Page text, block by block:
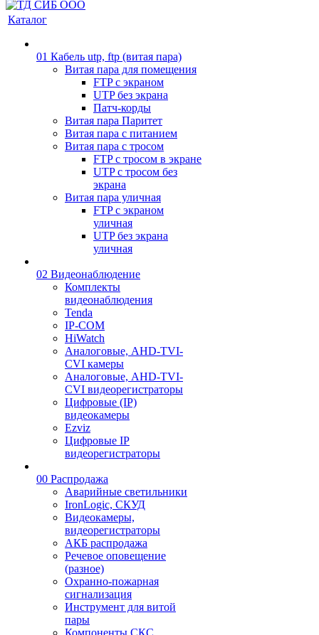
Каталог
01 Кабель utp, ftp (витая пара)
Витая пара для помещения
FTP с экраном
UTP без экрана
Патч-корды
Витая пара Паритет
Витая пара с питанием
Витая пара с тросом
FTP с тросом в экране
UTP с тросом без
экрана
Витая пара уличная
FTP с экраном
уличная
UTP без экрана
уличная
02 Видеонаблюдение
Комплекты
видеонаблюдения
Tenda
IP-COM
HiWatch
Аналоговые, AHD-TVI-
CVI камеры
Аналоговые, AHD-TVI-
CVI видеорегистраторы
Цифровые (IP)
видеокамеры
Ezviz
Цифровые IP
видеорегистраторы
00 Распродажа
Аварийные светильники
IronLogic, СКУД
Видеокамеры,
видеорегистраторы
АКБ распродажа
Речевое оповещение
(разное)
Охранно-пожарная
сигнализация
Инструмент для витой
пары
Компоненты СКС